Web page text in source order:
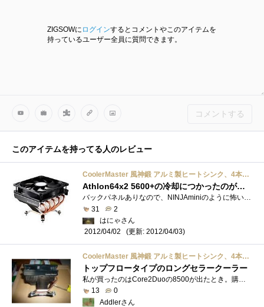
ZIGSOWに ログインするとコメントやこのアイテムを
持っているユーザー全員に質問できます。
コメントする
このアイテムを持ってる人のレビュー
CoolerMaster 風神鍛 アルミ製ヒートシンク、4本ヒートパイプ RR-CCH-PBJ1-GP
Athlon64x2 5600+の冷却につかったのが最後…
バックパネルありなので、NINJAminiのように怖い思いをしなくても取り付けられます。ただ、・手持ちのケースにはおさまりが悪い・NINJAMINIとほぼ�...
31
2
はにゃさん
2012/04/02
(更新: 2012/04/03)
CoolerMaster 風神鍛 アルミ製ヒートシンク、4本ヒートパイプ RR-CCH-PBJ1-GP
トップフロータイプのロングセラークーラー
13
0
Addlerさん